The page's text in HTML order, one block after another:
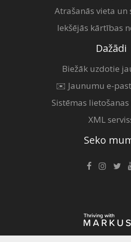
Atrašanās vieta un
Iekšējās kārtības
Dažādi
Biežāk uzdotie
✉️ Jaunumu e-
Sistēmas
XML
Seko